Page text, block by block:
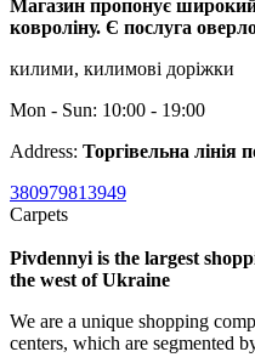
Магазин пропонує
ковроліну. Є послуга
килими, килимові доріжки
Mon - Sun: 10:00 - 19:00
Address: Торгівельна лінія
380979813949
Carpets
Pivdennyi is the largest
the west of Ukraine
We are a unique shopping
centers, which are segmented